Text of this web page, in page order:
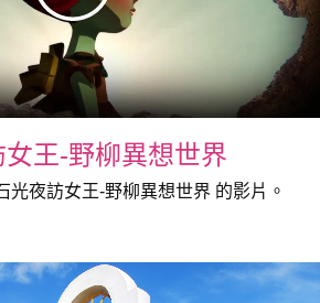
王-野柳異想世界
光夜訪女王-野柳異想世界 的影片。